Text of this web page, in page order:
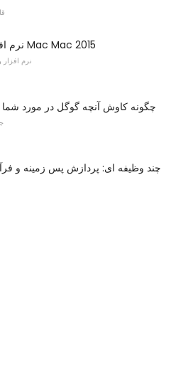
نرم افزار مک Mac Mac 2015
نرم افزار
چگونه کاوش آنچه گوگل در مورد شما
چند وظیفه ای: پردازش پس زمینه و